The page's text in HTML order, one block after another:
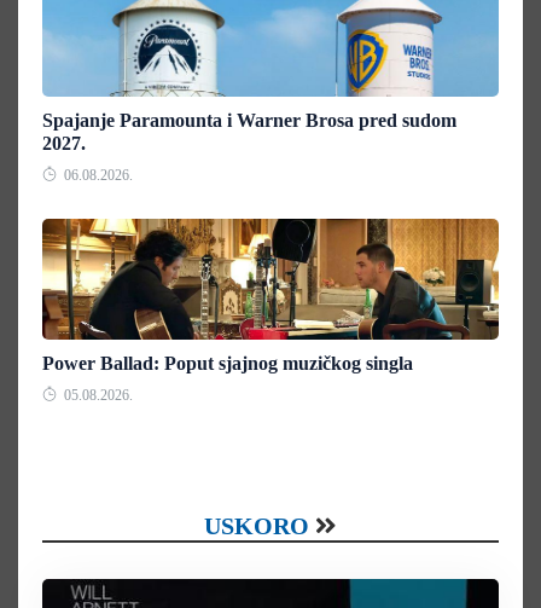
Spajanje Paramounta i Warner Brosa pred sudom
2027.
06.08.2026.
Power Ballad: Poput sjajnog muzičkog singla
05.08.2026.
USKORO